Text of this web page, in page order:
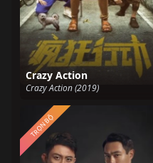
Crazy Action
Crazy Action (2019)
TRỌN BỘ